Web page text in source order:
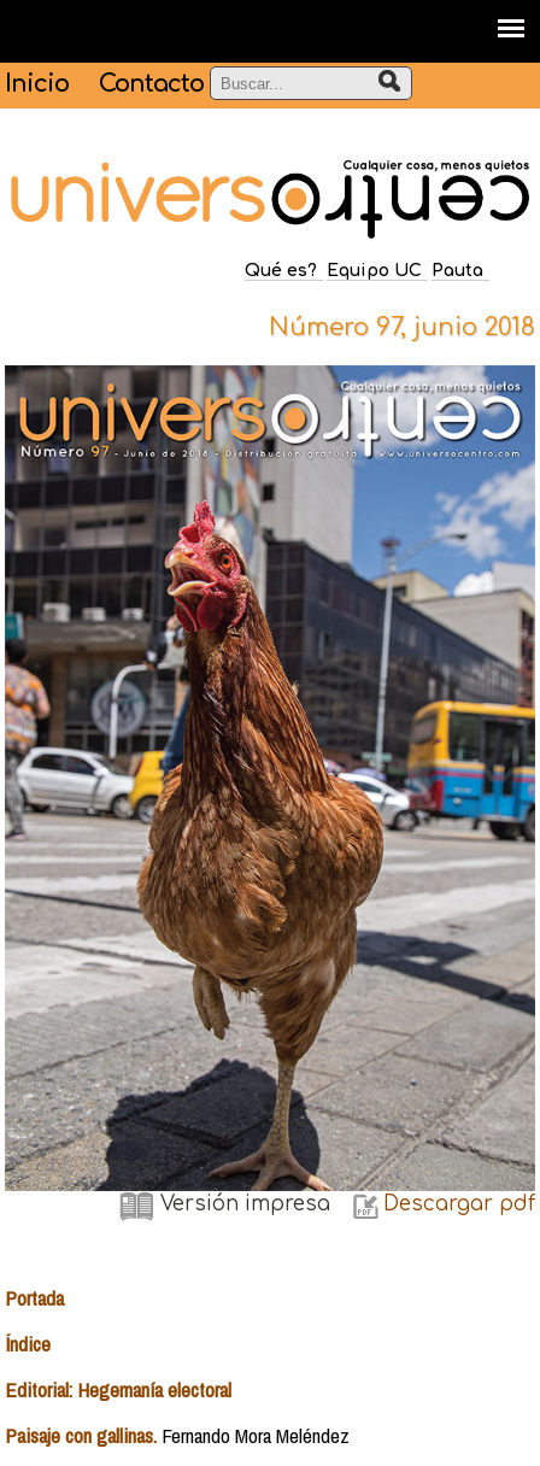
Inicio Contacto
Qué es? Equipo UC Pauta
Número 97, junio 2018
Versión impresa Descargar pdf
Portada
Índice
Editorial: Hegemanía electoral
Paisaje con gallinas. Fernando Mora Meléndez